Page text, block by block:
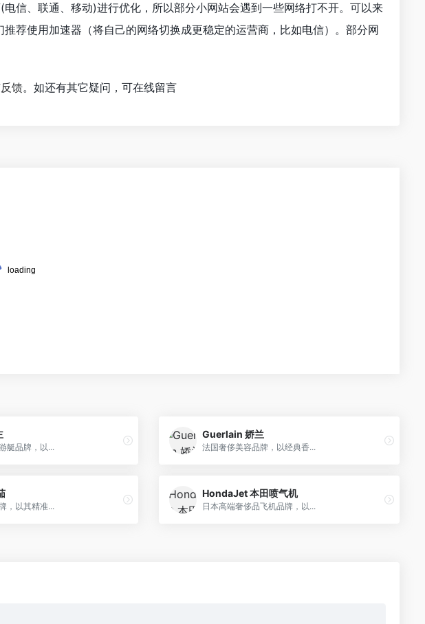
信、联通、移动)进行优化，所以部分小网站会遇到一些网络打不开。可以来
荐使用加速器（将自己的网络切换成更稳定的运营商，比如电信）。部分网
馈。如还有其它疑问，可在线留言
艇品牌，以...
Guerlain 娇兰
法国奢侈美容品牌，以经典香...
，以其精准...
HondaJet 本田喷气机
日本高端奢侈品飞机品牌，以...